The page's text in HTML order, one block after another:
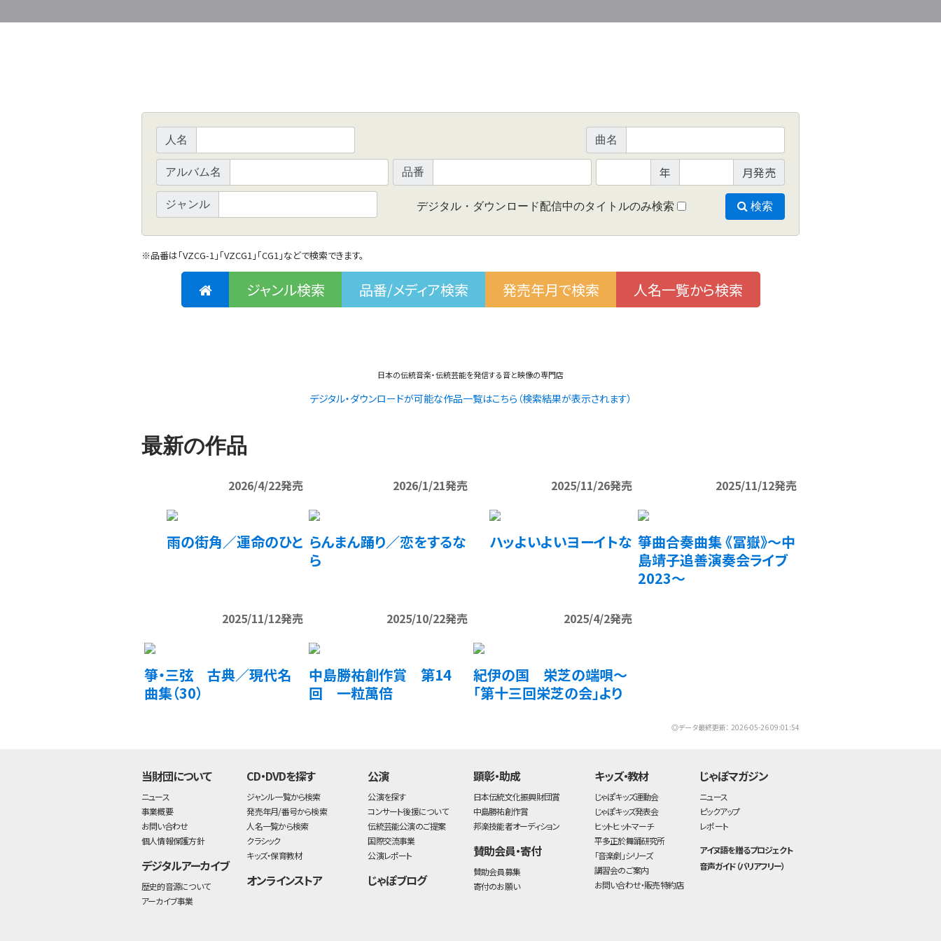
人名 曲名
アルバム名 品番 年 月発売
ジャンル デジタル・ダウンロード配信中のタイトルのみ検索 検索
※品番は「VZCG-1」「VZCG1」「CG1」などで検索できます。
ジャンル検索 品番/メディア検索 発売年月で検索 人名一覧から検索
日本の伝統音楽・伝統芸能を発信する音と映像の専門店
デジタル・ダウンロードが可能な作品一覧はこちら（検索結果が表示されます）
最新の作品
2026/4/22発売
雨の街角／運命のひと
2026/1/21発売
らんまん踊り／恋をするな
ら
2025/11/26発売
ハッよいよいヨーイトな
2025/11/12発売
箏曲合奏曲集 《冨嶽》～中
島靖子追善演奏会ライブ
2023～
2025/11/12発売
箏・三弦 古典／現代名
曲集（30）
2025/10/22発売
中島勝祐創作賞 第14
回 一粒萬倍
2025/4/2発売
紀伊の国 栄芝の端唄～
「第十三回栄芝の会」より
◎データ最終更新： 2026-05-26 09:01:54
当財団について
ニュース
事業概要
お問い合わせ
個人情報保護方針
デジタルアーカイブ
歴史的音源について
アーカイブ事業
CD・DVDを探す
ジャンル一覧から検索
発売年月/番号から検索
人名一覧から検索
クラシック
キッズ・保育教材
オンラインストア
公演
公演を探す
コンサート後援について
伝統芸能公演のご提案
国際交流事業
公演レポート
じゃぽブログ
顕彰・助成
日本伝統文化振興財団賞
中島勝祐創作賞
邦楽技能者オーディション
賛助会員・寄付
賛助会員募集
寄付のお願い
キッズ・教材
じゃぽキッズ運動会
じゃぽキッズ発表会
ヒットヒットマーチ
平多正於舞踊研究所
「音楽劇」シリーズ
講習会のご案内
お問い合わせ・販売特約店
じゃぽマガジン
ニュース
ピックアップ
レポート
アイヌ語を贈るプロジェクト
音声ガイド（バリアフリー）